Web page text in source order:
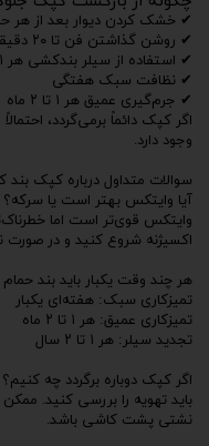
✔ خشک کردن دیوار بعد از هر
✔ روشن گذاشتن فن تا ۲۰ دقیقه بعد از استحمام
✔ استفاده از سیلر بندکشی هر ۱ تا ۲ سال
✔ نظافت سبک هفتگی
✔ جرم‌گیری عمیق هر ۱ تا ۲ ماه
اگر کپک دائماً برمی‌گردد،
وجود دارد.
سوالات متداول درباره کپک بند
آیا وایتکس بهتر است یا سرکه؟
وایتکس قوی‌تر است اما
اکسیژنه شروع کنید و در صورت
هر چند وقت یکبار باید بند حمام
تمیزکاری سبک: هفته‌ای یکبار
تمیزکاری عمیق: هر ۱ تا ۲ ماه
تجدید سیلر: هر ۱ تا ۲ سال
اگر کپک دوباره برگردد چه کنیم؟
باید تهویه را بررسی کنید.
نشتی پشت کاشی باشد.